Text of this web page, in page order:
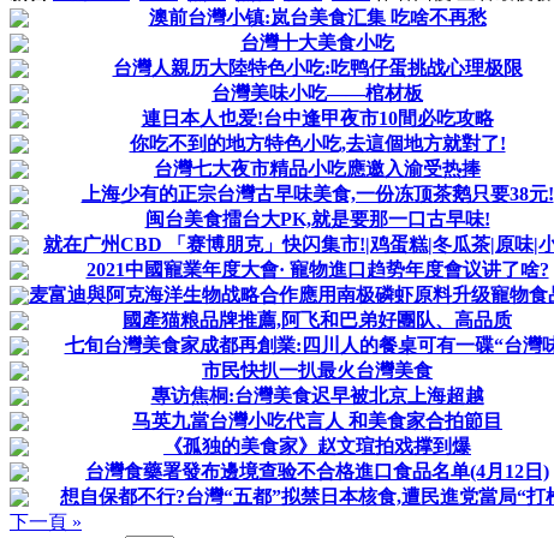
澳前台灣小镇:岚台美食汇集 吃啥不再愁
台灣十大美食小吃
台灣人親历大陸特色小吃:吃鸭仔蛋挑战心理极限
台灣美味小吃——棺材板
連日本人也爱!台中逢甲夜市10間必吃攻略
你吃不到的地方特色小吃,去這個地方就對了!
台灣七大夜市精品小吃應邀入渝受热捧
上海少有的正宗台灣古早味美食,一份冻顶茶鹅只要38元!
闽台美食擂台大PK,就是要那一口古早味!
就在广州CBD 「赛博朋克」快闪集市!|鸡蛋糕|冬瓜茶|原味|
2021中國寵業年度大會· 寵物進口趋势年度會议讲了啥?
麦富迪與阿克海洋生物战略合作應用南极磷虾原料升级寵物食
國產猫粮品牌推薦,阿飞和巴弟好團队、高品质
七旬台灣美食家成都再創業:四川人的餐桌可有一碟“台灣
市民快扒一扒最火台灣美食
專访焦桐:台灣美食迟早被北京上海超越
马英九當台灣小吃代言人 和美食家合拍節目
《孤独的美食家》赵文瑄拍戏撑到爆
台灣食藥署發布邊境查验不合格進口食品名单(4月12日)
想自保都不行?台灣“五都”拟禁日本核食,遭民進党當局“打
下一頁 »